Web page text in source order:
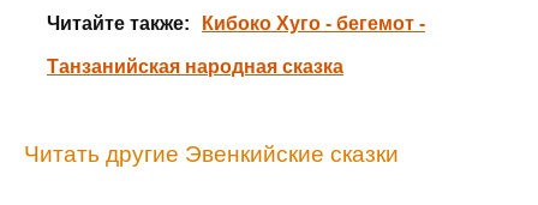
Читайте также: Кибоко Хуго - бегемот -
Танзанийская народная сказка
Читать другие Эвенкийские сказки